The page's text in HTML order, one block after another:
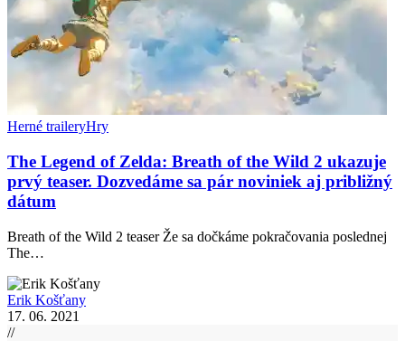
Herné traileryHry
The Legend of Zelda: Breath of the Wild 2 ukazuje
prvý teaser. Dozvedáme sa pár noviniek aj približný
dátum
Breath of the Wild 2 teaser Že sa dočkáme pokračovania poslednej
The…
Erik Košťany
17. 06. 2021
//